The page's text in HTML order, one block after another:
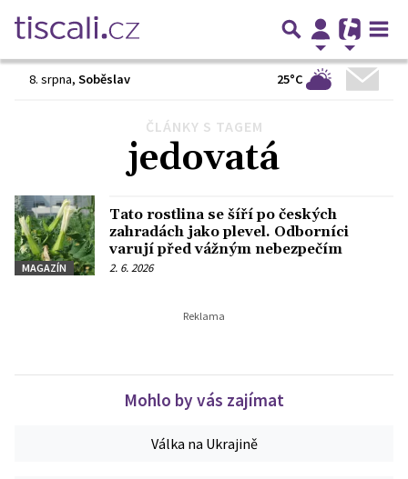
8. srpna, Soběslav 25°C
ČLÁNKY S TAGEM
jedovatá
MAGAZÍN
Tato rostlina se šíří po českých
zahradách jako plevel. Odborníci
varují před vážným nebezpečím
2. 6. 2026
Mohlo by vás zajímat
Válka na Ukrajině